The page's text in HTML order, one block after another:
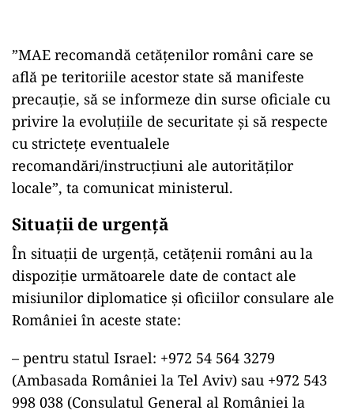
”MAE recomandă cetăţenilor români care se
află pe teritoriile acestor state să manifeste
precauţie, să se informeze din surse oficiale cu
privire la evoluţiile de securitate şi să respecte
cu stricteţe eventualele
recomandări/instrucţiuni ale autorităţilor
locale”, ta comunicat ministerul.
Situații de urgență
În situaţii de urgenţă, cetăţenii români au la
dispoziţie următoarele date de contact ale
misiunilor diplomatice şi oficiilor consulare ale
României în aceste state:
– pentru statul Israel: +972 54 564 3279
(Ambasada României la Tel Aviv) sau +972 543
998 038 (Consulatul General al României la